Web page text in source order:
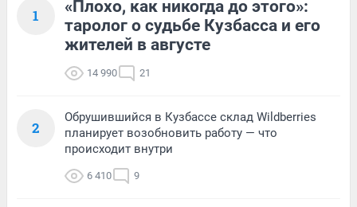
1
«Плохо, как никогда до этого»:
таролог о судьбе Кузбасса и его
жителей в августе
14 990 21
2
Обрушившийся в Кузбассе склад Wildberries
планирует возобновить работу — что
происходит внутри
6 410 9